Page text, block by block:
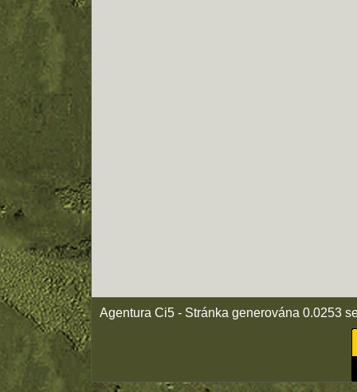
Agentura Ci5 - Stránka generována 0.0253